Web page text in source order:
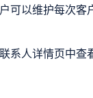
可以维护每次客
系人详情页中查